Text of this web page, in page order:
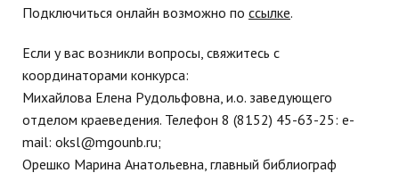
Подключиться онлайн возможно по ссылке.
Если у вас возникли вопросы, свяжитесь с
координаторами конкурса:
Михайлова Елена Рудольфовна, и.о. заведующего
отделом краеведения. Телефон 8 (8152) 45-63-25: e-
mail: oksl@mgounb.ru;
Орешко Марина Анатольевна, главный библиограф